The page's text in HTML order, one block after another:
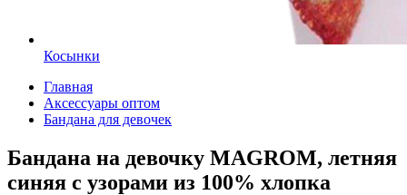
Косынки
Главная
Аксессуары оптом
Бандана для девочек
Бандана на девочку MAGROM, летняя
синяя с узорами из 100% хлопка